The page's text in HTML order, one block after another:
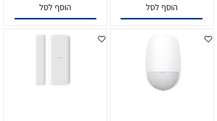
הוסף לסל הוסף לסל